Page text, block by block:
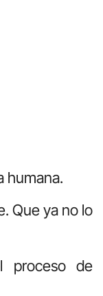
humana.
Que ya no lo
proceso de